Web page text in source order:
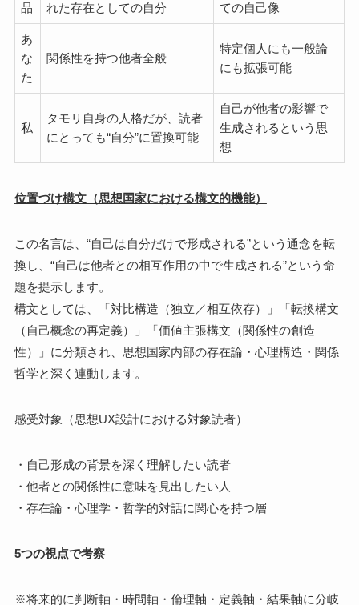
品
れた存在としての自分
ての自己像
あ
な
た
関係性を持つ他者全般
特定個人にも一般論
にも拡張可能
私
タモリ自身の人格だが、読者
にとっても“自分”に置換可能
自己が他者の影響で
生成されるという思
想
位置づけ構文（思想国家における構文的機能）
この名言は、“自己は自分だけで形成される”という通念を転
換し、“自己は他者との相互作用の中で生成される”という命
題を提示します。
構文としては、「対比構造（独立／相互依存）」「転換構文
（自己概念の再定義）」「価値主張構文（関係性の創造
性）」に分類され、思想国家内部の存在論・心理構造・関係
哲学と深く連動します。
感受対象（思想UX設計における対象読者）
・自己形成の背景を深く理解したい読者
・他者との関係性に意味を見出したい人
・存在論・心理学・哲学的対話に関心を持つ層
5つの視点で考察
※将来的に判断軸・時間軸・倫理軸・定義軸・結果軸に分岐